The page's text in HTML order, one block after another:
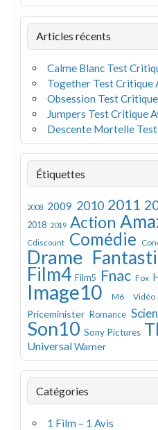
Articles récents
Calme Blanc Test
Together Test Critique
Obsession Test
Jumpers Test Critique
Descente Mortelle
Étiquettes
2008 2009 2010 2011
2018 2019 Action
Cdiscount Comédie
Drame
Film4 Film5 Fnac Fox
Image10 M6 Vidéo
Priceminister Romance
Son10 Sony Pictures
UniversalWarner
Catégories
1 Film – 1 Avis